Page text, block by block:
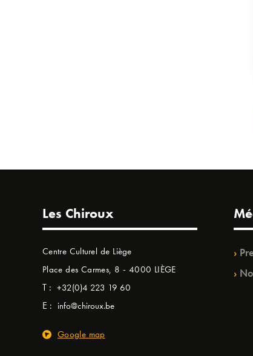
Les Chiroux
Centre Culturel de Liège
Place des Carmes, 8 - 4000 LIÈGE
T : +32(0)4 223 19 60
E : info@chiroux.be
Google map